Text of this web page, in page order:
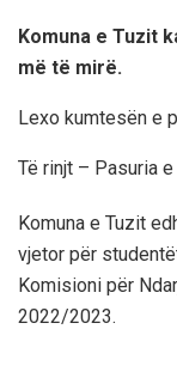
Komuna e Tuzit
më të mirë.
Lexo kumtesën e
Të rinjt – Pasuria
Komuna e Tuzit
vjetor për
Komisioni për
2022/2023.